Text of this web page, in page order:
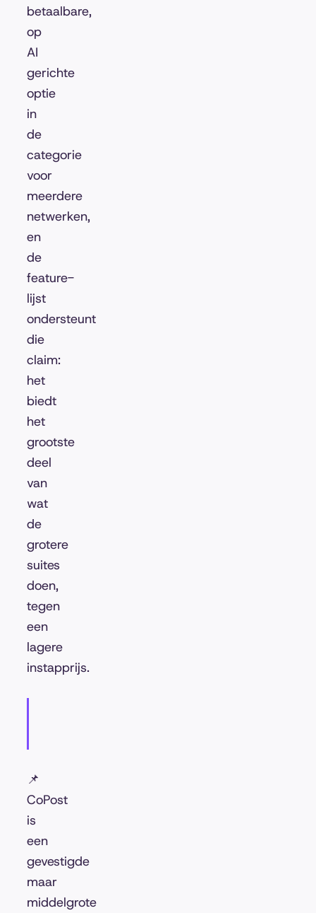
betaalbare,
op
AI
gerichte
optie
in
de
categorie
voor
meerdere
netwerken,
en
de
feature-
lijst
ondersteunt
die
claim:
het
biedt
het
grootste
deel
van
wat
de
grotere
suites
doen,
tegen
een
lagere
instapprijs.
📌
CoPost
is
een
gevestigde
maar
middelgrote